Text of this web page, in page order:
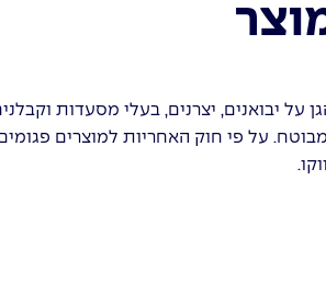
על יבואנים, יצרנים, בעלי מסעדות
על פי חוק האחריות למוצרים